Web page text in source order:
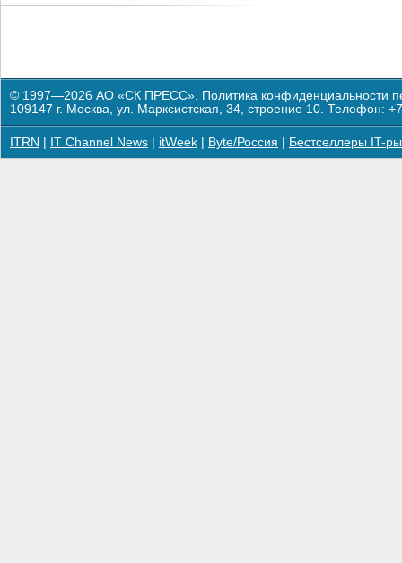
© 1997—2026 АО «СК ПРЕСС». Политика конфиденциальности
109147 г. Москва, ул. Марксистская, 34, строение 10. Телефон:
ITRN IT Channel News itWeek Byte/Россия Бестселлеры IT-